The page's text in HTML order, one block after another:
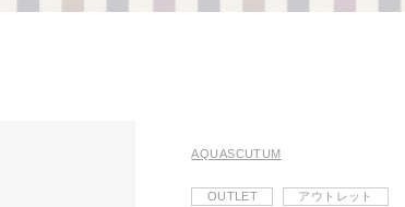
AQUASCUTUM
OUTLET アウトレット